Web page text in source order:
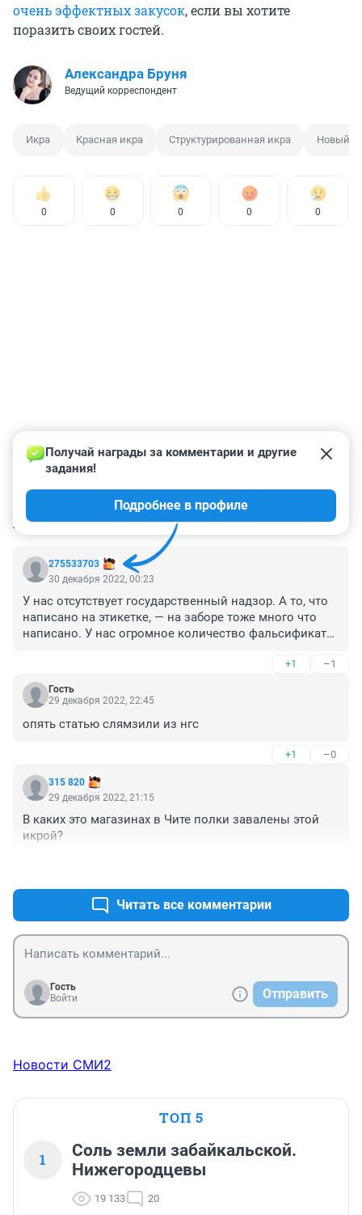
очень эффектных закусок, если вы хотите
поразить своих гостей.
Александра Бруня
Ведущий корреспондент
Икра Красная икра Структурированная икра Новый
0 0 0 0 0
КОММЕНТАРИИ 9
275533703
Получай награды за комментарии и другие
задания!
Подробнее в профиле
30 декабря 2022, 00:23
У нас отсутствует государственный надзор. А то, что
написано на этикетке, — на заборе тоже много что
написано. У нас огромное количество фальсификата,
+1 –1
Гость
29 декабря 2022, 22:45
опять статью слямзили из нгс
+1 –0
315 820
29 декабря 2022, 21:15
В каких это магазинах в Чите полки завалены этой
икрой?
Читать все комментарии
Гость
Войти
Отправить
Новости СМИ2
ТОП 5
1
Соль земли забайкальской.
Нижегородцевы
19 133 20